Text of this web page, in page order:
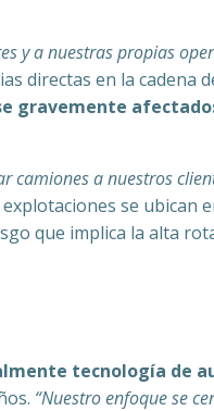
y a nuestras propias
directas en la cadena
gravemente
camiones a nuestros
se ubican
que implica la alta
tecnología de
“Nuestro enfoque se